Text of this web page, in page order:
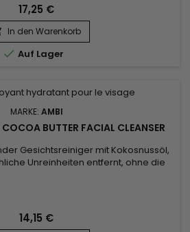
und erfrischt). Es ist speziell mit
formuliert, der für einen
sorgt, und antioxidantienreichem
C, das die...
17,25 €
In den Warenkorb
 Auf Lager
MARKE: AMBI
BUTTER FACIAL CLEANSER
Gesichtsreiniger mit Kokosnussöl,
Unreinheiten entfernt, ohne die
mit dem nährstoffreichen
14,15 €